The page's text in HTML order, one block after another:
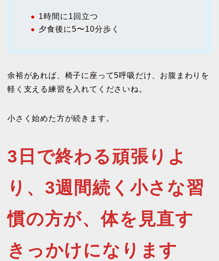
1時間に1回立つ
夕食後に5〜10分歩く
余裕があれば、椅子に座って5呼吸だけ、お腹まわりを
軽く支える練習を入れてくださいね。
小さく始めた方が続きます。
3日で終わる頑張りよ
り、3週間続く小さな習
慣の方が、体を見直す
きっかけになります